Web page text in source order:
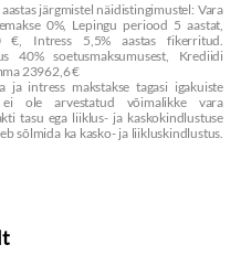
järgmistel näidistingimustel: Vara
0%, Lepingu periood 5 aastat,
€, Intress 5,5% aastas fikerritud.
40% soetusmaksumusest, Krediidi
23962,6 €
intress makstakse tagasi igakuiste
ei ole arvestatud võimalikke vara
tasu ega liiklus- ja kaskokindlustuse
sõlmida ka kasko- ja liikluskindlustus.